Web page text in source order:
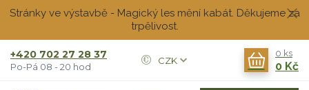
Stránky ve výstavbě - Magický les mění kabát. Děkujeme za
trpělivost.
CZK
+420 702 27 28 37
Po-Pá 08 - 20 hod
0 ks
0 Kč